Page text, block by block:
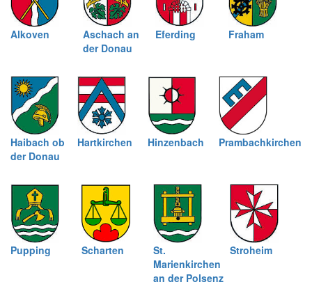
Alkoven
Aschach an
der Donau
Eferding Fraham
Haibach ob
der Donau
Hartkirchen Hinzenbach Prambachkirchen
Pupping Scharten
St.
Marienkirchen
an der Polsenz
Stroheim